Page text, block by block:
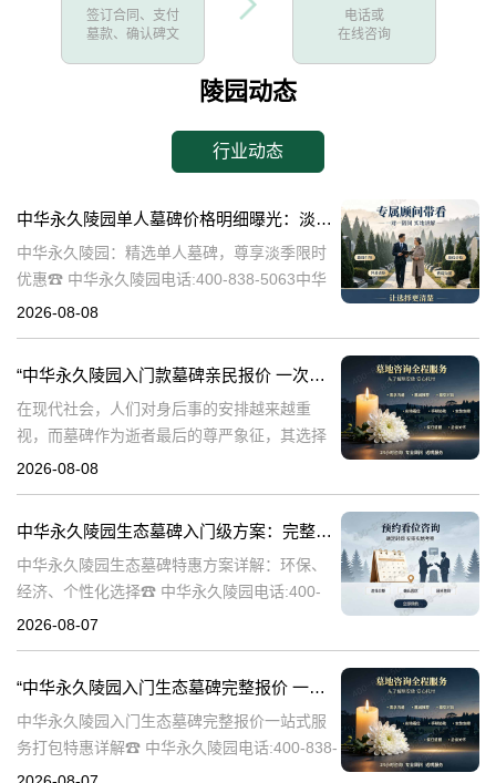
签订合同、支付
墓款、确认碑文
电话或
在线咨询
陵园动态
行业动态
中华永久陵园单人墓碑价格明细曝光：淡季下单立省数千，限时优惠深度解析
中华永久陵园：精选单人墓碑，尊享淡季限时
优惠☎ 中华永久陵园电话:400-838-5063中华
永久陵园，作为国内知名的陵园品牌，始终以
2026-08-08
“中华永久陵园入门款墓碑亲民报价 一次性付清享折上折：超值优惠与便捷选择的完美结合”
在现代社会，人们对身后事的安排越来越重
视，而墓碑作为逝者最后的尊严象征，其选择
与设计也变得尤为重要。中华永久陵园作为中
和
2026-08-08
中华永久陵园生态墓碑入门级方案：完整报价与一站式服务打包特惠解析
中华永久陵园生态墓碑特惠方案详解：环保、
经济、个性化选择☎ 中华永久陵园电话:400-
838-5063随着人们对身后事的关注度提升，选
2026-08-07
“中华永久陵园入门生态墓碑完整报价 一站式服务打包特惠详解”
中华永久陵园入门生态墓碑完整报价一站式服
务打包特惠详解☎ 中华永久陵园电话:400-838-
5063中华永久陵园作为国内知名的陵园之一，